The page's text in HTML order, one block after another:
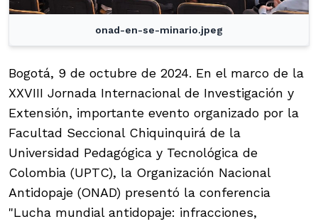
onad-en-se-minario.jpeg
Bogotá, 9 de octubre de 2024. En el marco de la
XXVIII Jornada Internacional de Investigación y
Extensión, importante evento organizado por la
Facultad Seccional Chiquinquirá de la
Universidad Pedagógica y Tecnológica de
Colombia (UPTC), la Organización Nacional
Antidopaje (ONAD) presentó la conferencia
"Lucha mundial antidopaje: infracciones,